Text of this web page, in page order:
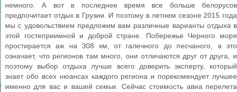
Таиланд
Турция
немного. А вот в последнее время все больше белорусов
предпочитает отдых в Грузии. И поэтому в летнем сезоне 2015 года
мы с удовольствием предложим вам различные варианты отдыха в
этой гостеприимной и доброй стране. Побережье Черного моря
простирается аж на 308 км, от галечного до песчаного, а это
означает, что регионов там много, они отличаются друг от друга, и
поэтому выбор отдыха лучше всего доверить эксперту, который
знает обо всех нюансах каждого региона и порекомендует лучшее
именно для вас и вашей семьи. Сейчас стоимость авиа перелета